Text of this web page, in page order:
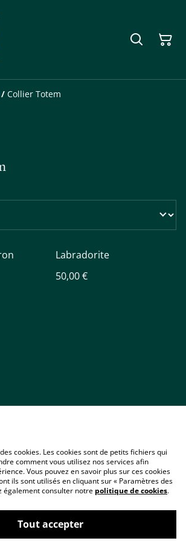
/ Collier Totem
Labradorite
50,00 €
Contact
Politique de
confidentialité
cookies. Les cookies sont de petits fichiers qui
comment vous utilisez nos services afin
Vous pouvez en savoir plus sur ces cookies
ils sont utilisés en cliquant sur « Paramètres des
également consulter notre politique de cookies.
Tout accepter